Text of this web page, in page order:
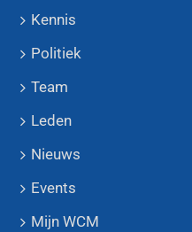
Kennis
Politiek
Team
Leden
Nieuws
Events
Mijn WCM